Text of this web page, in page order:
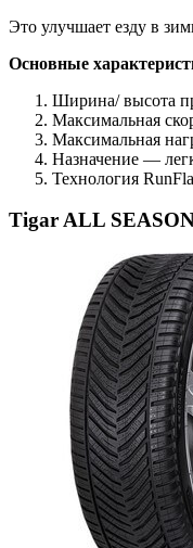
Это улучшает езду в
Основные
Ширина/ высота
Максимальная
Максимальная
Назначение —
Технология
Tigar ALL